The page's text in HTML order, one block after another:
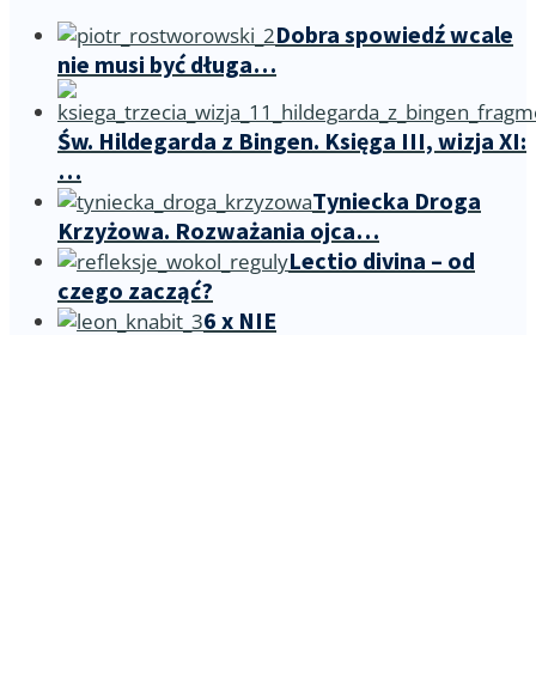
Dobra spowiedź wcale
nie musi być długa…
Św. Hildegarda z Bingen. Księga III, wizja XI:
…
Tyniecka Droga
Krzyżowa. Rozważania ojca…
Lectio divina – od
czego zacząć?
6 x NIE